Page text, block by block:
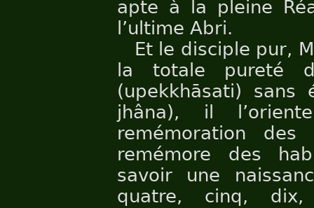
apte à la pleine
l’ultime Abri.
Et le disciple pur,
la totale pureté
(upekkhāsati) sans
jhâna), il
remémoration
remémore des
savoir une
quatre, cinq,